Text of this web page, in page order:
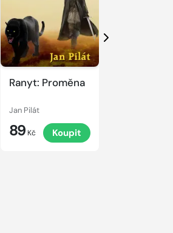
Ranyt: Proměna
Jan Pilát
89 Kč Koupit
Další